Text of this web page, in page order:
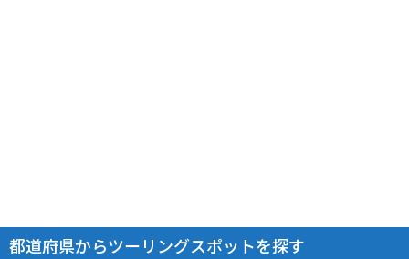
都道府県からツーリングスポットを探す